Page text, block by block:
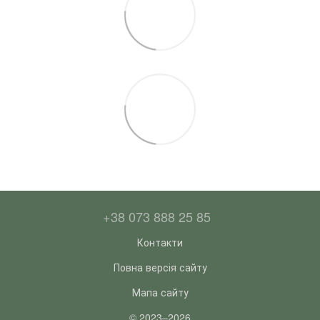
+38 073 888 25 85
Контакти
Повна версія сайту
Мапа сайту
© 2023–2026